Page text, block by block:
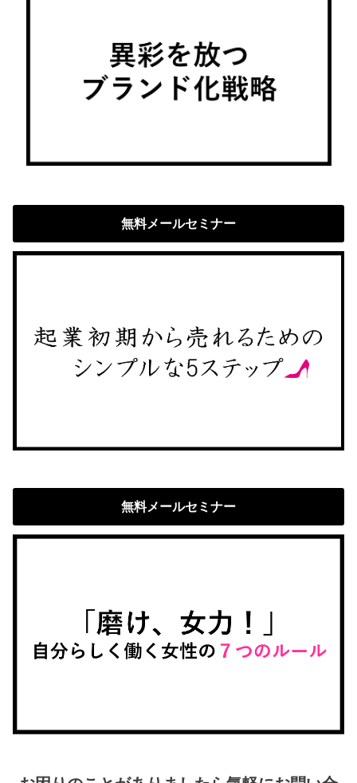
無料メールセミナー
無料メールセミナー